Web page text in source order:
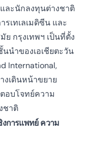
ละนักลงทุนต่างชาติ
รเทเลเมดิซีน และ
กรุงเทพฯ เป็นที่ตั้ง
นำของเอเชียตะวัน
International,
งเดินหน้าขยาย
อบโจทย์ความ
ชาติ
งการแพทย์ ความ